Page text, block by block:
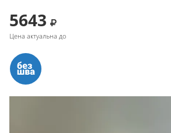
5643
Цена актуальна до